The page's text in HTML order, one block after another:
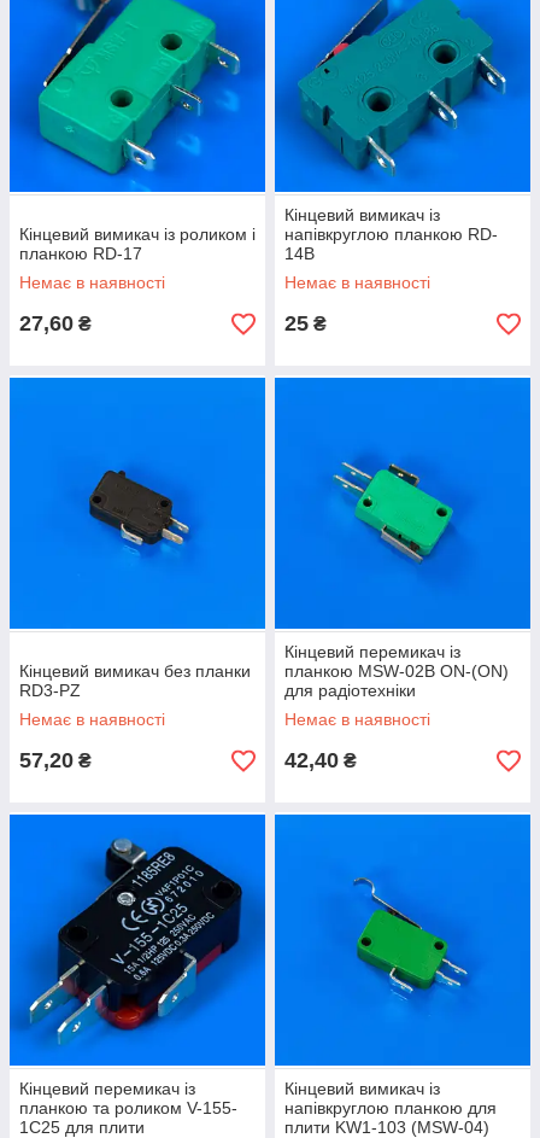
Кінцевий вимикач із роликом і
планкою RD-17
Немає в наявності
27,60 ₴
Кінцевий вимикач із
напівкруглою планкою RD-
14B
Немає в наявності
25 ₴
Кінцевий вимикач без планки
RD3-PZ
Немає в наявності
57,20 ₴
Кінцевий перемикач із
планкою MSW-02B ON-(ON)
для радіотехніки
Немає в наявності
42,40 ₴
Кінцевий перемикач із
планкою та роликом V-155-
1C25 для плити
Кінцевий вимикач із
напівкруглою планкою для
плити KW1-103 (MSW-04)